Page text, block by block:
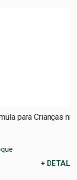
e Irritadas